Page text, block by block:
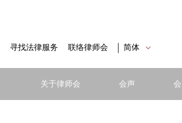
寻找法律服务 联络律师会 简体
关于律师会 会声